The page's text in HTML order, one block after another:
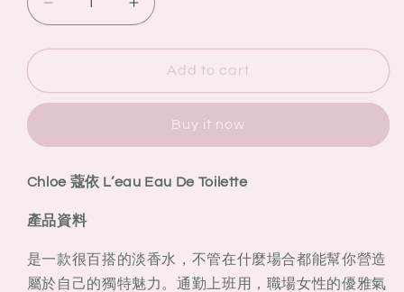
Decrease
quantity
for
蔻
De
Increase
quantity
for
Chloe
蔻
De
Add to cart
Buy it now
Chloe 蔻依 L’eau Eau De Toilette
產品資料
是一款很百搭的淡香水，不管在什麼場合都能幫你營造
屬於自己的獨特魅力。通勤上班用，職場女性的優雅氣